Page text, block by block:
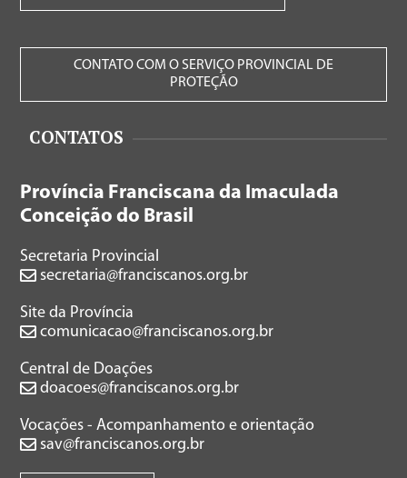
CONTATO COM O SERVIÇO PROVINCIAL DE
PROTEÇÃO
CONTATOS
Província Franciscana da Imaculada
Conceição do Brasil
Secretaria Provincial
secretaria@franciscanos.org.br
Site da Província
comunicacao@franciscanos.org.br
Central de Doações
doacoes@franciscanos.org.br
Vocações - Acompanhamento e orientação
sav@franciscanos.org.br